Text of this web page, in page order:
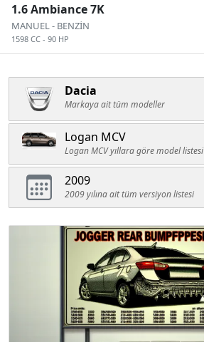
1.6 Ambiance 7K
MANUEL- BENZİN
1598 CC - 90 HP
Dacia
Markaya ait tüm modeller
Logan MCV
Logan MCV yıllara göre model listesi
2009
2009 yılına ait tüm versiyon listesi